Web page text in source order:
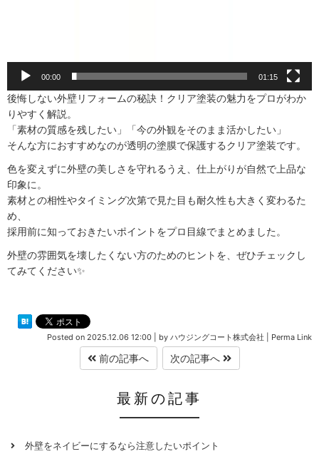
00:00 01:15
後悔しない外壁リフォームの秘訣！クリア塗装の魅力をプロがわか
りやすく解説。
「素材の質感を残したい」「今の外観をそのまま活かしたい」
そんな方におすすめなのが透明の塗膜で保護するクリア塗装です。
色を変えずに外壁の美しさを守れるうえ、仕上がりが自然で上品な
印象に。
素材との相性やタイミング次第で見た目も耐久性も大きく変わるた
め、
採用前に知っておきたいポイントをプロ目線でまとめました。
外壁の雰囲気を壊したくない方のためのヒントを、ぜひチェックし
てみてください✨
Posted on 2025.12.06 12:00 by ハウジングコート株式会社 Perma Link
前の記事へ 次の記事へ
最新の記事
外壁をネイビーにするなら注意したいポイント